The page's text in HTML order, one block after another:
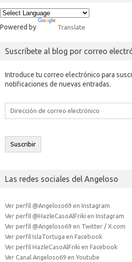
Powered by Translate
Suscríbete al blog por correo
Introduce tu correo electrónico para
notificaciones de nuevas entradas.
Dirección
de
electrónico
Suscribir
Las redes sociales del Angeloso
Ver perfil @Angeloso69 en Instagram
Ver perfil @HazleCasoAlFriki en Instagram
Ver perfil @Angeloso69 en Twitter / X.com
Ver perfil IslaTortuga en Facebook
Ver perfil HazleCasoAlFriki en Facebook
Ver Canal Angeloso69 en Youtube